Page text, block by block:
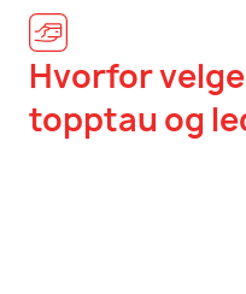
Hvorfor
topptau og